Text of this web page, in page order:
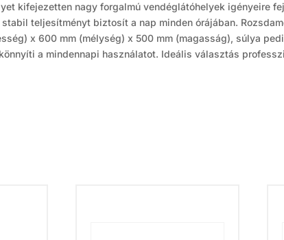
kifejezetten nagy forgalmú vendéglátóhelyek igényeire
teljesítményt biztosít a nap minden órájában.
x 600 mm (mélység) x 500 mm (magasság), súlya
a mindennapi használatot. Ideális választás